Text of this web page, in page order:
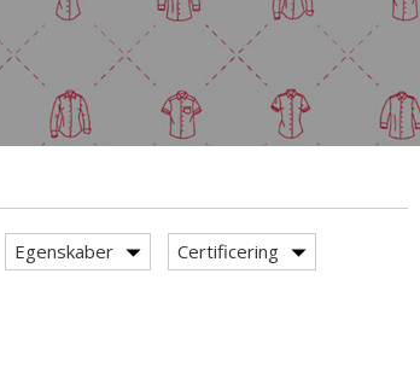
Egenskaber Certificering